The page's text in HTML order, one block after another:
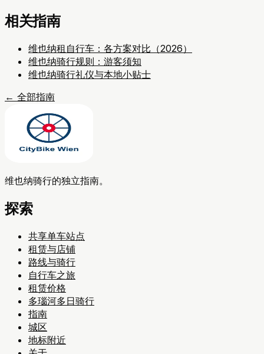
相关指南
维也纳租自行车：各方案对比（2026）
维也纳骑行规则：游客须知
维也纳骑行礼仪与本地小贴士
← 全部指南
维也纳骑行的独立指南。
探索
共享单车站点
租赁与店铺
路线与骑行
自行车之旅
租赁价格
多瑙河多日骑行
指南
城区
地标附近